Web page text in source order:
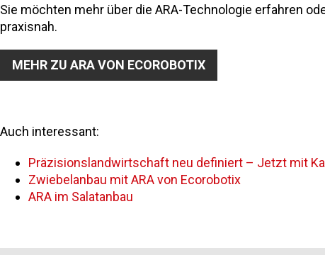
Sie möchten mehr über die ARA-Technologie erfahren
praxisnah.
MEHR ZU ARA VON ECOROBOTIX
Auch interessant:
Präzisionslandwirtschaft neu definiert – Jetzt mit
Zwiebelanbau mit ARA von Ecorobotix
ARA im Salatanbau